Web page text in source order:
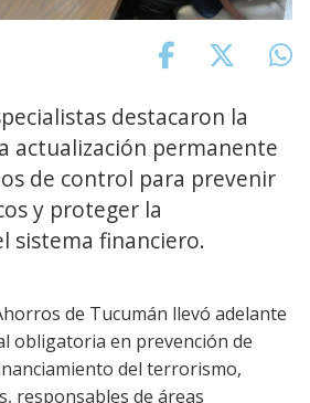
destacaron la
actualización permanente
de control para prevenir
y proteger la
sistema financiero.
de Tucumán llevó adelante
obligatoria en prevención de
del terrorismo,
responsables de áreas